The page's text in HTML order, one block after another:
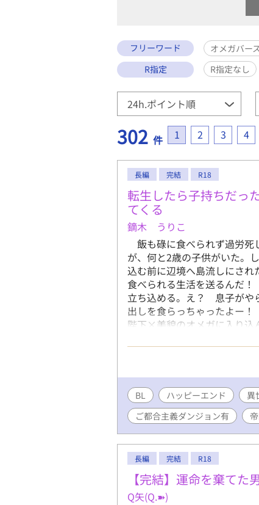
フリーワード
オメガバー
R指定
R指定なし
302 件 1 2 3 4
長編 完結 R18
転生したら子持ちだっ
てくる
鏑木 うりこ
飯も碌に食べられず過労死
が、何と2歳の子供がいた
込む前に辺境へ島流しにされ
食べられる生活を送るんだ
立ち込める。え？ 息子が
出しを食らっちゃったよー
陛下×美貌のオメガに入り込
い致します！ 以上で完結と
す。 何かの機会があれば番
BL ハッピーエンド 異
ご都合主義ダンジョン有
長編 完結 R18
【完結】運命を棄てた
Q矢(Q.➽)